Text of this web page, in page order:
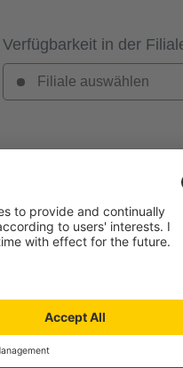
Verfügbarkeit in der
Filiale auswählen
AL16X5 in Gold
dezenter
gestrichen
benötigen Sie die
SH300.